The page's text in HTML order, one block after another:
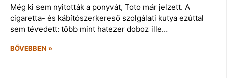
Még ki sem nyitották a ponyvát, Toto már jelzett. A
cigaretta- és kábítószerkereső szolgálati kutya ezúttal
sem tévedett: több mint hatezer doboz ille…
BŐVEBBEN »